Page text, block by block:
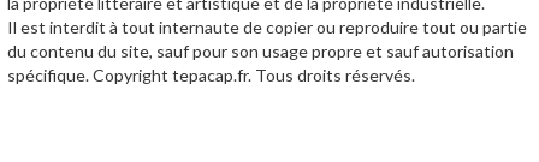
Il est interdit à tout internaute de copier ou reproduire tout ou partie
du contenu du site, sauf pour son usage propre et sauf autorisation
spécifique. Copyright tepacap.fr. Tous droits réservés.